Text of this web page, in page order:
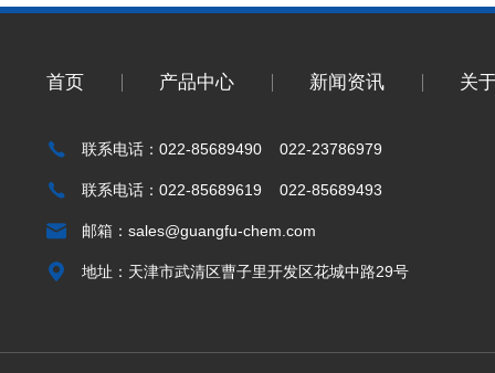
首页 产品中心 新闻资讯 关
联系电话：022-85689490 022-23786979
联系电话：022-85689619 022-85689493
邮箱： sales@guangfu-chem.com
地址：天津市武清区曹子里开发区花城中路29号